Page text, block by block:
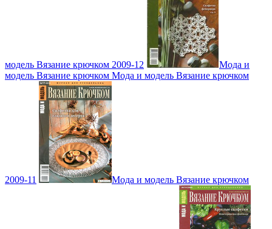
модель Вязание крючком 2009-12
Мода и
модель Вязание крючком Мода и модель Вязание крючком
2009-11 Мода и модель Вязание крючком